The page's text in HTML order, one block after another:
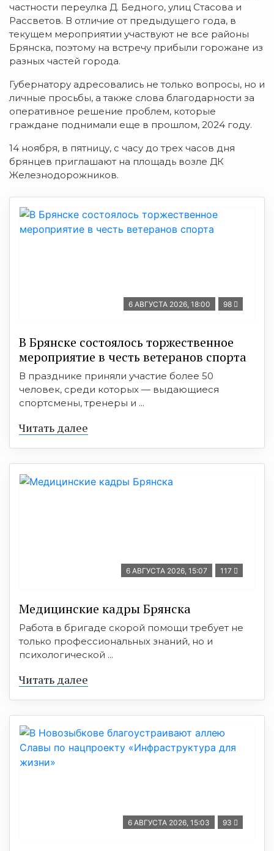
частности переулка Д. Бедного, улиц Стасова и
Рассветов. В отличие от предыдущего года, в
текущем мероприятии участвуют не все районы
Брянска, поэтому на встречу прибыли горожане из
разных частей города.
Губернатору адресовались не только вопросы, но и
личные просьбы, а также слова благодарности за
оперативное решение проблем, которые
граждане поднимали еще в прошлом, 2024 году.
14 ноября, в пятницу, с часу до трех часов дня
брянцев приглашают на площадь возле ДК
Железнодорожников.
6 АВГУСТА 2026, 18:00 98
В Брянске состоялось торжественное
мероприятие в честь ветеранов спорта
В празднике приняли участие более 50
человек, среди которых — выдающиеся
спортсмены, тренеры и ...
Читать далее
6 АВГУСТА 2026, 15:07 117
Медицинские кадры Брянска
Работа в бригаде скорой помощи требует не
только профессиональных знаний, но и
психологической ...
Читать далее
6 АВГУСТА 2026, 15:03 93